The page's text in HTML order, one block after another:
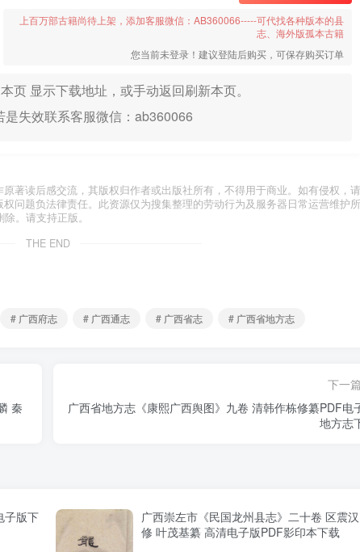
上百万部古籍尚待上架，添加客服微信：AB360066-----可代找各种版本的县
志、海外版孤本古籍
您当前未登录！建议登陆后购买，可保存购买订单
页 显示下载地址，或手动返回刷新本页。
是失效联系客服微信：ab360066
著读后感交流，其版权归作者或出版社所有，不得用于商业。如有侵权，请
问题负法律责任。此资源仅为搜集整理的劳动行为及服务器日常运营维护所
。请支持正版。
THE END
# 广西府志 # 广西通志 # 广西省志 # 广西省地方志
秦
下一
广西省地方志《康熙广西舆图》九卷 清韩作栋修纂PDF电
地方志
子版下
广西崇左市《民国龙州县志》二十卷 区震汉
修 叶茂基纂 高清电子版PDF影印本下载